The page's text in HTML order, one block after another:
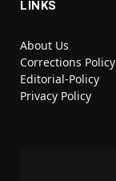
LINKS
About Us
Corrections Policy
Editorial-Policy
Privacy Policy